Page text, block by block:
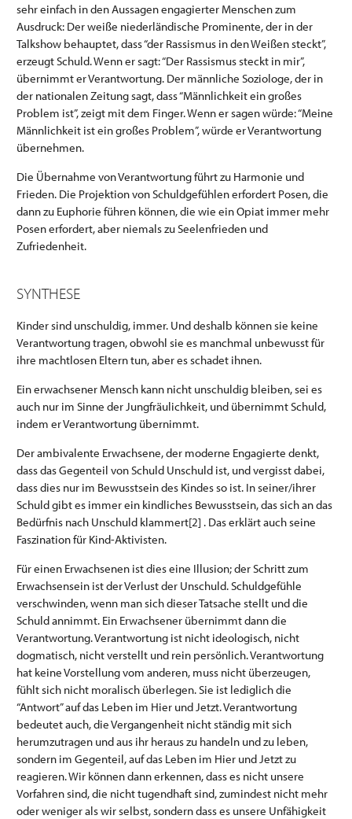
sehr einfach in den Aussagen engagierter Menschen zum
Ausdruck: Der weiße niederländische Prominente, der in der
Talkshow behauptet, dass “der Rassismus in den Weißen steckt”,
erzeugt Schuld. Wenn er sagt: “Der Rassismus steckt in mir”,
übernimmt er Verantwortung. Der männliche Soziologe, der in
der nationalen Zeitung sagt, dass “Männlichkeit ein großes
Problem ist”, zeigt mit dem Finger. Wenn er sagen würde: “Meine
Männlichkeit ist ein großes Problem”, würde er Verantwortung
übernehmen.
Die Übernahme von Verantwortung führt zu Harmonie und
Frieden. Die Projektion von Schuldgefühlen erfordert Posen, die
dann zu Euphorie führen können, die wie ein Opiat immer mehr
Posen erfordert, aber niemals zu Seelenfrieden und
Zufriedenheit.
SYNTHESE
Kinder sind unschuldig, immer. Und deshalb können sie keine
Verantwortung tragen, obwohl sie es manchmal unbewusst für
ihre machtlosen Eltern tun, aber es schadet ihnen.
Ein erwachsener Mensch kann nicht unschuldig bleiben, sei es
auch nur im Sinne der Jungfräulichkeit, und übernimmt Schuld,
indem er Verantwortung übernimmt.
Der ambivalente Erwachsene, der moderne Engagierte denkt,
dass das Gegenteil von Schuld Unschuld ist, und vergisst dabei,
dass dies nur im Bewusstsein des Kindes so ist. In seiner/ihrer
Schuld gibt es immer ein kindliches Bewusstsein, das sich an das
Bedürfnis nach Unschuld klammert[2] . Das erklärt auch seine
Faszination für Kind-Aktivisten.
Für einen Erwachsenen ist dies eine Illusion; der Schritt zum
Erwachsensein ist der Verlust der Unschuld. Schuldgefühle
verschwinden, wenn man sich dieser Tatsache stellt und die
Schuld annimmt. Ein Erwachsener übernimmt dann die
Verantwortung. Verantwortung ist nicht ideologisch, nicht
dogmatisch, nicht verstellt und rein persönlich. Verantwortung
hat keine Vorstellung vom anderen, muss nicht überzeugen,
fühlt sich nicht moralisch überlegen. Sie ist lediglich die
“Antwort” auf das Leben im Hier und Jetzt. Verantwortung
bedeutet auch, die Vergangenheit nicht ständig mit sich
herumzutragen und aus ihr heraus zu handeln und zu leben,
sondern im Gegenteil, auf das Leben im Hier und Jetzt zu
reagieren. Wir können dann erkennen, dass es nicht unsere
Vorfahren sind, die nicht tugendhaft sind, zumindest nicht mehr
oder weniger als wir selbst, sondern dass es unsere Unfähigkeit